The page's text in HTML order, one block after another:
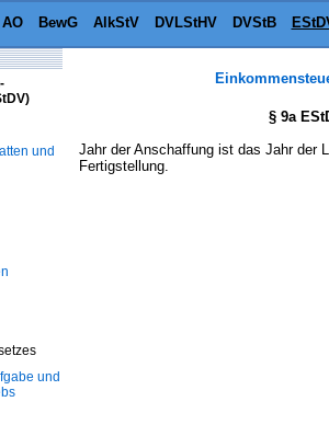
AO BewG AlkStV DVLStHV DVStB
§ 9a
Jahr der Anschaffung ist das Jahr der
Fertigstellung.
und
und